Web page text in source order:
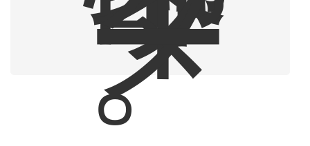
ー
。